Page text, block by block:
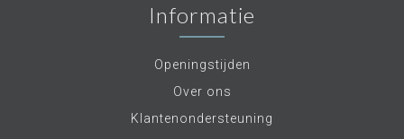
Informatie
Openingstijden
Over ons
Klantenondersteuning